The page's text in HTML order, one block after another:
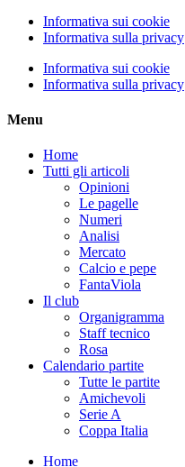
Informativa sui cookie
Informativa sulla privacy
Informativa sui cookie
Informativa sulla privacy
Menu
Home
Tutti gli articoli
Opinioni
Le pagelle
Numeri
Analisi
Mercato
Calcio e pepe
FantaViola
Il club
Organigramma
Staff tecnico
Rosa
Calendario partite
Tutte le partite
Amichevoli
Serie A
Coppa Italia
Home